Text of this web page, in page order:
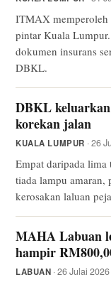
ITMAX memperoleh
pintar Kuala
dokumen insurans
DBKL.
DBKL
korekan jalan
KUALA LUMPUR · 26
Empat daripada lima
tiada lampu amaran,
kerosakan laluan
MAHA Labuan
hampir
LABUAN · 26 Julai 2026